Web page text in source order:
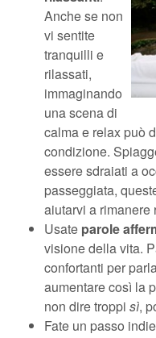
Anche se non
vi sentite
tranquilli e
rilassati,
immaginando
una scena di
calma e relax può
condizione.
essere sdraiati a
passeggiata,
aiutarvi a rimanere
Usate parole
visione della vita.
confortanti per
aumentare così la
non dire troppi sì,
Fate un passo